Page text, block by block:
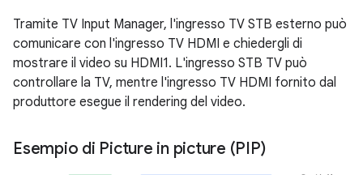
Tramite TV Input Manager, l'ingresso TV STB esterno può
comunicare con l'ingresso TV HDMI e chiedergli di
mostrare il video su HDMI1. L'ingresso STB TV può
controllare la TV, mentre l'ingresso TV HDMI fornito dal
produttore esegue il rendering del video.
Esempio di Picture in picture (PIP)